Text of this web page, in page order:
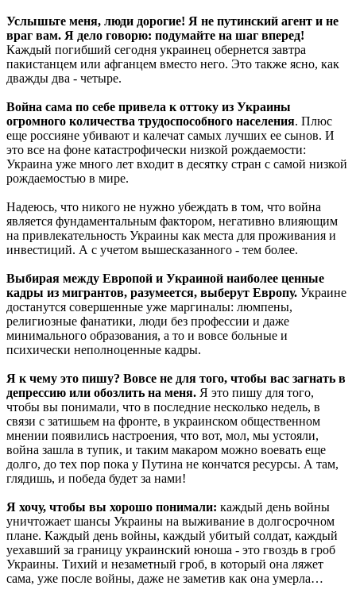
Услышьте меня, люди дорогие! Я не путинский агент и не
враг вам. Я дело говорю: подумайте на шаг вперед!
Каждый погибший сегодня украинец обернется завтра
пакистанцем или афганцем вместо него. Это также ясно, как
дважды два - четыре.
Война сама по себе привела к оттоку из Украины
огромного количества трудоспособного населения. Плюс
еще россияне убивают и калечат самых лучших ее сынов. И
это все на фоне катастрофически низкой рождаемости:
Украина уже много лет входит в десятку стран с самой низкой
рождаемостью в мире.
Надеюсь, что никого не нужно убеждать в том, что война
является фундаментальным фактором, негативно влияющим
на привлекательность Украины как места для проживания и
инвестиций. А с учетом вышесказанного - тем более.
Выбирая между Европой и Украиной наиболее ценные
кадры из мигрантов, разумеется, выберут Европу. Украине
достанутся совершенные уже маргиналы: люмпены,
религиозные фанатики, люди без профессии и даже
минимального образования, а то и вовсе больные и
психически неполноценные кадры.
Я к чему это пишу? Вовсе не для того, чтобы вас загнать в
депрессию или обозлить на меня. Я это пишу для того,
чтобы вы понимали, что в последние несколько недель, в
связи с затишьем на фронте, в украинском общественном
мнении появились настроения, что вот, мол, мы устояли,
война зашла в тупик, и таким макаром можно воевать еще
долго, до тех пор пока у Путина не кончатся ресурсы. А там,
глядишь, и победа будет за нами!
Я хочу, чтобы вы хорошо понимали: каждый день войны
уничтожает шансы Украины на выживание в долгосрочном
плане. Каждый день войны, каждый убитый солдат, каждый
уехавший за границу украинский юноша - это гвоздь в гроб
Украины. Тихий и незаметный гроб, в который она ляжет
сама, уже после войны, даже не заметив как она умерла…